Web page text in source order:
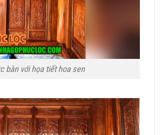
bàn với họa tiết hoa sen